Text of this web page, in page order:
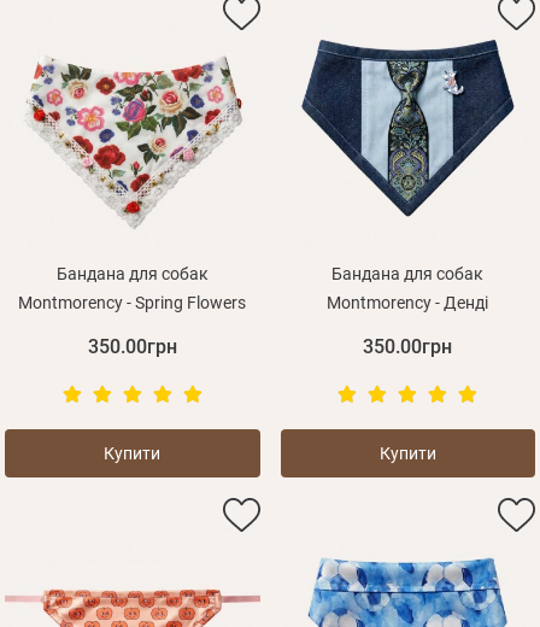
Бандана для собак
Montmorency - Spring Flowers
350.00грн
Купити
Бандана для собак
Montmorency - Денді
350.00грн
Купити